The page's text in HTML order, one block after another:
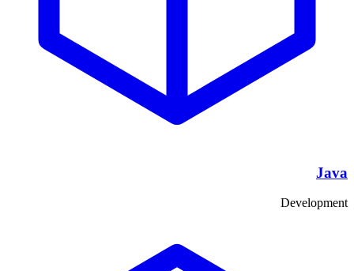
Java
Development